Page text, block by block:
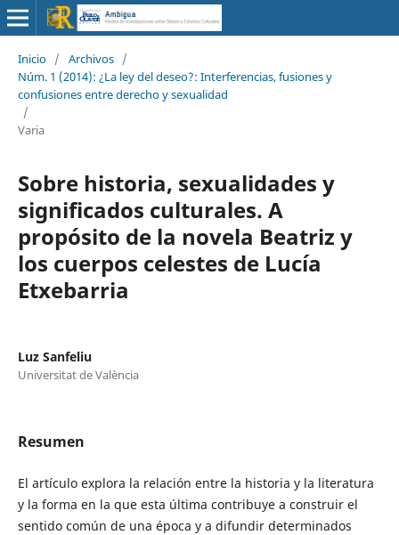
Inicio / Archivos /
Núm. 1 (2014): ¿La ley del deseo?: Interferencias, fusiones y
confusiones entre derecho y sexualidad
/
Varia
Sobre historia, sexualidades y
significados culturales. A
propósito de la novela Beatriz y
los cuerpos celestes de Lucía
Etxebarria
Luz Sanfeliu
Universitat de València
Resumen
El artículo explora la relación entre la historia y la literatura
y la forma en la que esta última contribuye a construir el
sentido común de una época y a difundir determinados